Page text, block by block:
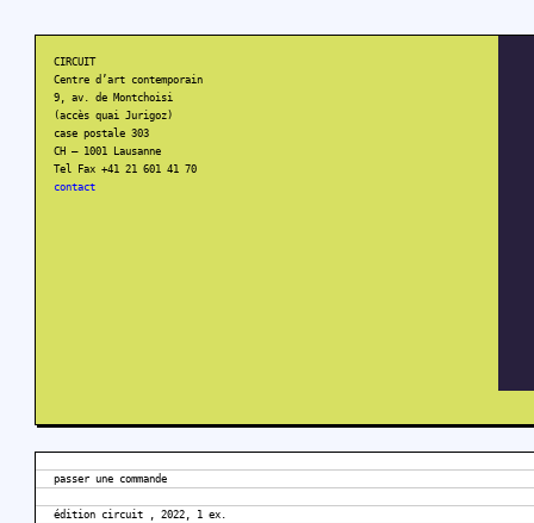
CIRCUIT
Centre d’art contemporain
9, av. de Montchoisi
(accès quai Jurigoz)
case postale 303
CH – 1001 Lausanne
Tel Fax +41 21 601 41 70
contact
passer une commande
édition circuit , 2022, 1 ex.